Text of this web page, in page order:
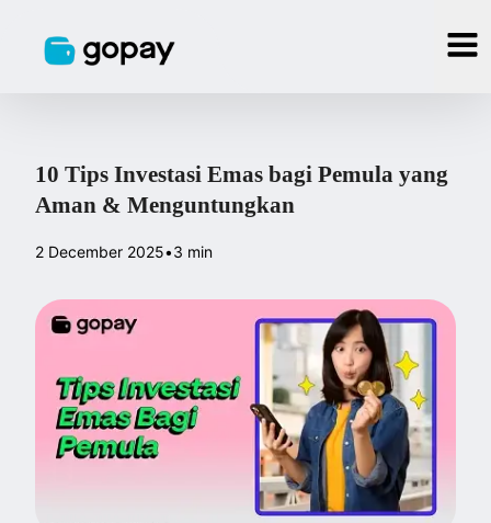
10 Tips Investasi Emas bagi Pemula yang
Aman & Menguntungkan
2 December 2025•3 min